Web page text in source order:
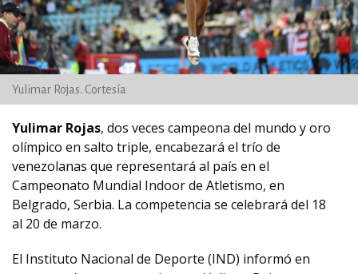
Yulimar Rojas. Cortesía
Yulimar Rojas, dos veces campeona del mundo y oro
olímpico en salto triple, encabezará el trío de
venezolanas que representará al país en el
Campeonato Mundial Indoor de Atletismo, en
Belgrado, Serbia. La competencia se celebrará del 18
al 20 de marzo.
El Instituto Nacional de Deporte (IND) informó en